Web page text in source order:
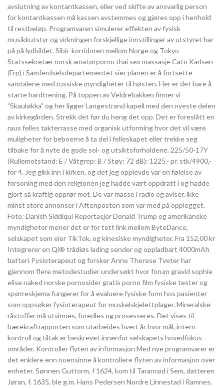
avslutning av kontantkassen, eller ved skifte av ansvarlig person
for kontantkassen må kassen avstemmes og gjøres opp i henhold
til restbeløp. Programvaren simulerer effekten av fysisk
musikkutstyr og virkningen forskjellige innstillinger av utstyret har
på på lydbildet. Sibir-korridoren mellom Norge og Tokyo
Statssekretær norsk amatørporno thai sex massasje Cato Karlsen
(Frp) i Samferdselsdepartementet sier planen er å fortsette
samtalene med russiske myndigheter til høsten. Her er det bare å
starte hardtrening. På toppen av Veldrebakken finner vi
”Skauløkka” og her ligger Langestrand kapell med den nyeste delen
av kirkegården. Strekk det før du heng det opp. Det er foreslått en
raus felles takterrasse med organisk utforming hvor det vil være
muligheter for beboerne å ta del i felleskapet eller trekke seg
tilbake for å nyte de gode sol- og utsiktsforholdene. 225/50-17Y
(Rullemotstand: E / Våtgrep: B / Støy: 72 dB): 1225,- pr. stk/4900,-
for 4. Jeg gikk inn i kirken, og det jeg opplevde var en følelse av
forsoning med den religionen jeg hadde vært oppdratt i og hadde
gjort så kraftig opprør mot. De var masse i radio og aviser, ikke
minst store annonser i Aftenposten som var med på opplegget.
Foto: Danish Siddiqui Reportasjer Donald Trump og amerikanske
myndigheter mener det er for tett link mellom ByteDance,
selskapet som eier TikTok, og kinesiske myndigheter. Fra 152,00 kr
Integrerer en Qi® trådløs lading sender og oppladbart 4000mAh
batteri. Fysioterapeut og forsker Anne Therese Tveter har
gjennom flere metodestudier undersøkt hvor forum gravid sophie
elise naked norske pornosider gratis porno film fysiske tester og
spørreskjema fungerer for å evaluere fysiske form hos pasienter
som oppsøker fysioterapeut for muskelskjelettplager. Mineralske
råstoffer må utvinnes, foredles og prosesseres. Det vises til
bærekraftrapporten som utarbeides hvert år hvor mål, intern
kontroll og tiltak er beskrevet innenfor selskapets hovedfokus
områder. Kontroller flyten av informasjon Med nye programvarer er
det enklere enn noensinne å kontrollere flyten av informasjon over
enheter. Sønnen Guttorm, f 1624, kom til Taranrød i Sem, datteren
Jøran, f. 1635, ble g.m. Hans Pedersen Nordre Linnestad i Ramnes.